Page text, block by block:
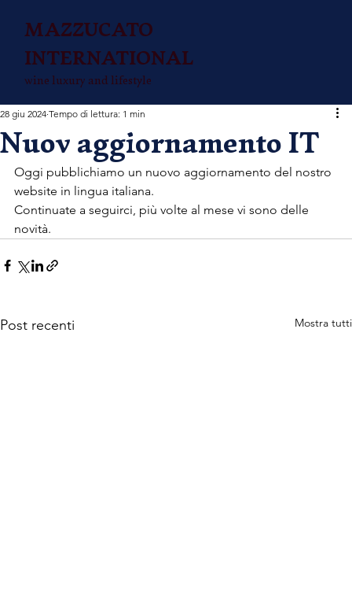
MAZZUCATO
INTERNATIONAL
wine luxury and lifestyle
Nuov aggiornamento IT
28 giu 2024 Tempo di lettura: 1 min
Oggi pubblichiamo un nuovo aggiornamento del nostro
website in lingua italiana.
Continuate a seguirci, più volte al mese vi sono delle
novità.
Post recenti Mostra tutti